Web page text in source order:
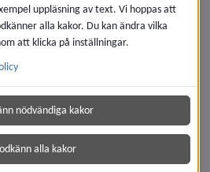
vare sig man äger bostaden
eller bostadsrätt. För åtgärder i
krävs fastighetsägarens
uppläsning av text. Vi hoppas att
alla kakor. Du kan ändra vilka
att klicka på inställningar.
nödvändiga kakor
alla kakor